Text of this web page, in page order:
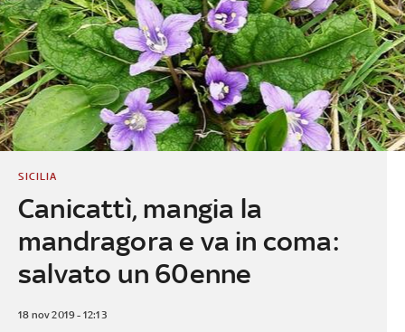
Canicattì, mangia la
mandragora e va in coma:
salvato un 60enne
SICILIA
18 nov 2019 - 12:13